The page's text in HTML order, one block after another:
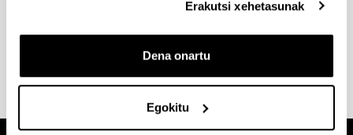
Erakutsi xehetasunak
Dena onartu
Egokitu